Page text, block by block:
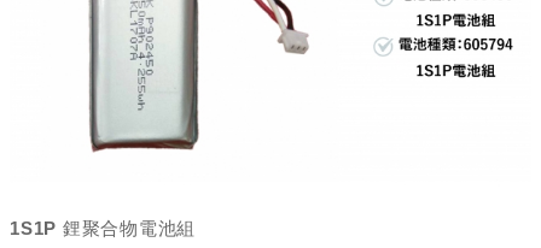
1S1P 鋰聚合物電池組